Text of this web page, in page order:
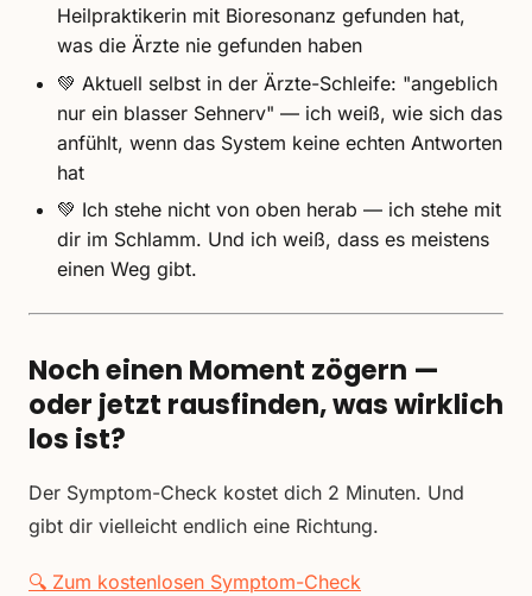
Heilpraktikerin mit Bioresonanz gefunden hat,
was die Ärzte nie gefunden haben
💚 Aktuell selbst in der Ärzte-Schleife: "angeblich
nur ein blasser Sehnerv" — ich weiß, wie sich das
anfühlt, wenn das System keine echten Antworten
hat
💚 Ich stehe nicht von oben herab — ich stehe mit
dir im Schlamm. Und ich weiß, dass es meistens
einen Weg gibt.
Noch einen Moment zögern —
oder jetzt rausfinden, was wirklich
los ist?
Der Symptom-Check kostet dich 2 Minuten. Und
gibt dir vielleicht endlich eine Richtung.
🔍 Zum kostenlosen Symptom-Check